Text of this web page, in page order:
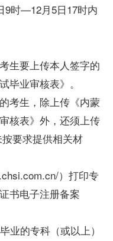
9时—12月5日17时内
生要上传本人签字的
毕业审核表》。
考生，除上传《内蒙
核表》外，还须上传
要求提供相关材
）打印专
书电子注册备案
业的专科（或以上）